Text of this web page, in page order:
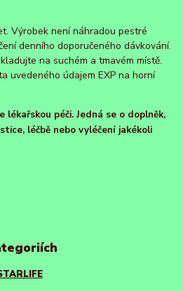
Výrobek není náhradou pestré
denního doporučeného dávkování.
na suchém a tmavém místě.
uvedeného údajem EXP na horní
péči. Jedná se o doplněk,
léčbě nebo vyléčení jakékoli